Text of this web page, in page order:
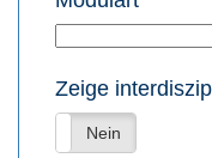
Zeige
Nein